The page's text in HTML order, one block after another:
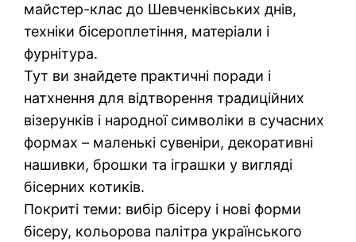
майстер-клас до Шевченківських днів,
техніки бісероплетіння, матеріали і
фурнітура.
Тут ви знайдете практичні поради і
натхнення для відтворення традиційних
візерунків і народної символіки в сучасних
формах – маленькі сувеніри, декоративні
нашивки, брошки та іграшки у вигляді
бісерних котиків.
Покриті теми: вибір бісеру і нові форми
бісеру, кольорова палітра українського